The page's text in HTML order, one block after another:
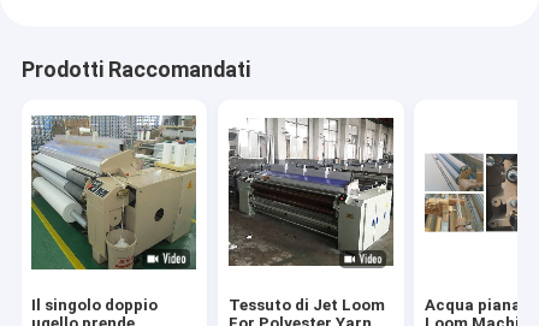
Prodotti Raccomandati
Il singolo doppio
Tessuto di Jet Loom
Acqua piana